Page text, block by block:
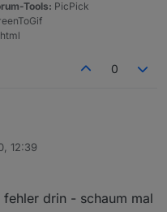
Tools: PicPick
0
die Werte in der Tabelle
es sich doch alle 6 Std.
gespeichert, hoffe
12:39
drin - schaum mal